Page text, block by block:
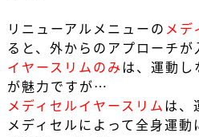
リニューアルメニューの メ
ると、外からのアプローチが
イヤースリムのみは、運動し
が魅力ですが…
メディセルイヤースリムは、
メディセル によって全身運